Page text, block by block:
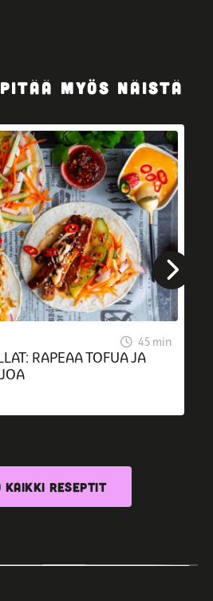
MYÖS NÄISTÄ
45 min
RAPEAA TOFUA JA
KAIKKI RESEPTIT